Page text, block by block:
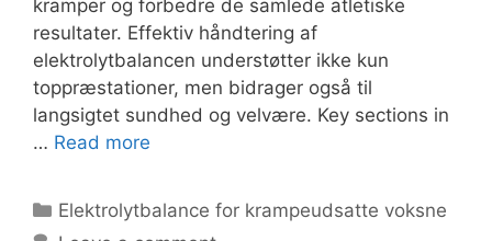
kramper og forbedre de samlede atletiske
resultater. Effektiv håndtering af
elektrolytbalancen understøtter ikke kun
toppræstationer, men bidrager også til
langsigtet sundhed og velvære. Key sections in
… Read more
Categories
Elektrolytbalance for krampeudsatte voksne